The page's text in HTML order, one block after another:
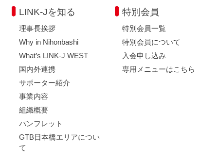
LINK-Jを知る
理事長挨拶
Why in Nihonbashi
What’s LINK-J WEST
国内外連携
サポーター紹介
事業内容
組織概要
パンフレット
GTB日本橋エリアについ
て
特別会員
特別会員一覧
特別会員について
入会申し込み
専用メニューはこちら